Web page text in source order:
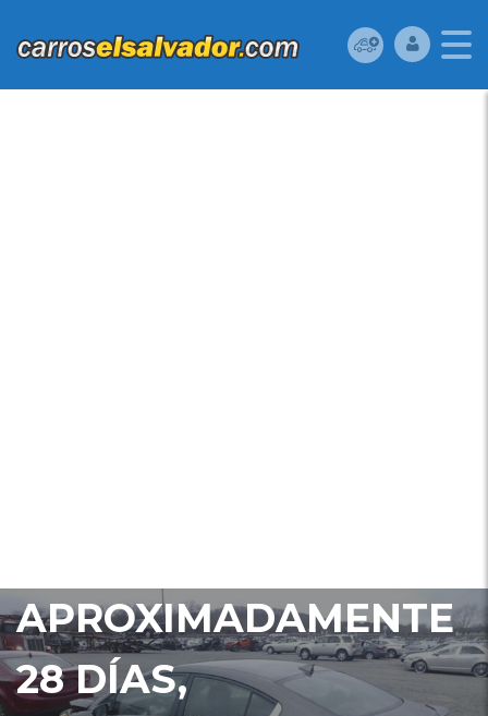
APROXIMADAMENTE
28 DÍAS,